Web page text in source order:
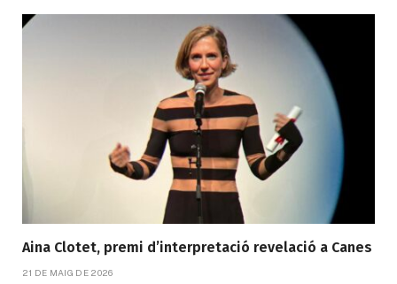
Aina Clotet, premi d’interpretació revelació a Canes
21 DE MAIG DE 2026